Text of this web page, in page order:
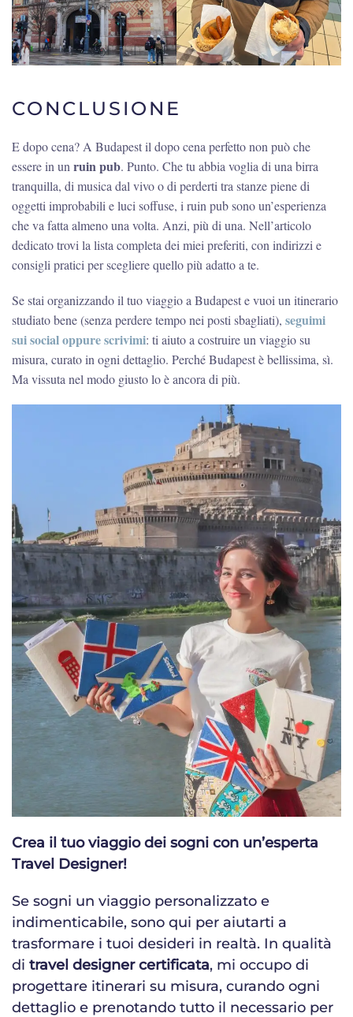
CONCLUSIONE
E dopo cena? A Budapest il dopo cena perfetto non può che
essere in unruin pub. Punto. Che tu abbia voglia di una birra
tranquilla, di musica dal vivo o di perderti tra stanze piene di
oggetti improbabili e luci soffuse, i ruin pub sono un’esperienza
che va fatta almeno una volta. Anzi, più di una. Nell’articolo
dedicato trovi la lista completa dei miei preferiti, con indirizzi e
consigli pratici per scegliere quello più adatto a te.
Se stai organizzando il tuo viaggio a Budapest e vuoi un itinerario
studiato bene (senza perdere tempo nei posti sbagliati), seguimi
sui social oppure scrivimi: ti aiuto a costruire un viaggio su
misura, curato in ogni dettaglio. Perché Budapest è bellissima, sì.
Ma vissuta nel modo giusto lo è ancora di più.
Crea il tuo viaggio dei sogni con un’esperta
Travel Designer!
Se sogni un viaggio personalizzato e
indimenticabile, sono qui per aiutarti a
trasformare i tuoi desideri in realtà. In qualità
di travel designer certificata, mi occupo di
progettare itinerari su misura, curando ogni
dettaglio e prenotando tutto il necessario per